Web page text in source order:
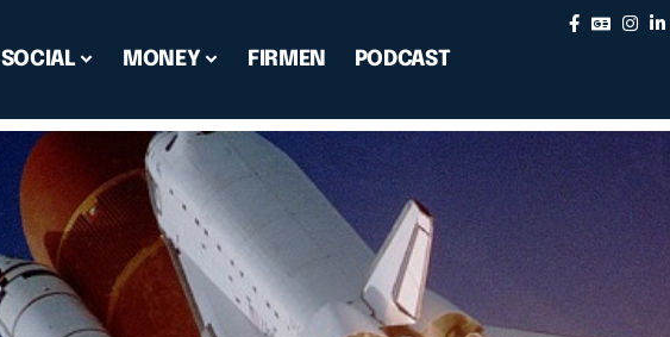
SOCIAL MONEY FIRMEN PODCAST